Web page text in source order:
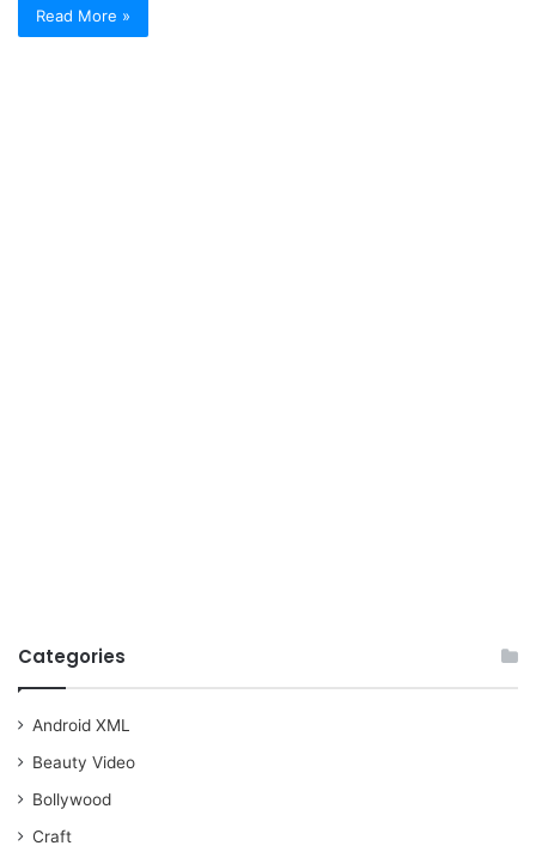
Read More »
Categories
Android XML
Beauty Video
Bollywood
Craft